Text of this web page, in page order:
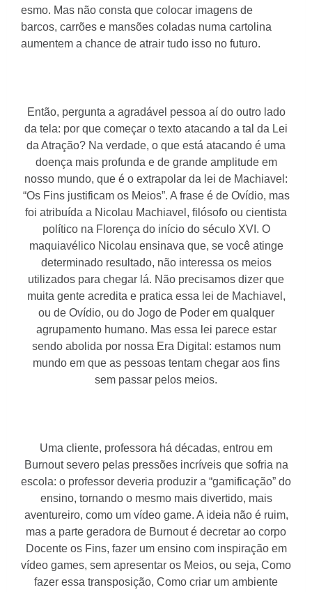
esmo. Mas não consta que colocar imagens de
barcos, carrões e mansões coladas numa cartolina
aumentem a chance de atrair tudo isso no futuro.
Então, pergunta a agradável pessoa aí do outro lado
da tela: por que começar o texto atacando a tal da Lei
da Atração? Na verdade, o que está atacando é uma
doença mais profunda e de grande amplitude em
nosso mundo, que é o extrapolar da lei de Machiavel:
“Os Fins justificam os Meios”. A frase é de Ovídio, mas
foi atribuída a Nicolau Machiavel, filósofo ou cientista
político na Florença do início do século XVI. O
maquiavélico Nicolau ensinava que, se você atinge
determinado resultado, não interessa os meios
utilizados para chegar lá. Não precisamos dizer que
muita gente acredita e pratica essa lei de Machiavel,
ou de Ovídio, ou do Jogo de Poder em qualquer
agrupamento humano. Mas essa lei parece estar
sendo abolida por nossa Era Digital: estamos num
mundo em que as pessoas tentam chegar aos fins
sem passar pelos meios.
Uma cliente, professora há décadas, entrou em
Burnout severo pelas pressões incríveis que sofria na
escola: o professor deveria produzir a “gamificação” do
ensino, tornando o mesmo mais divertido, mais
aventureiro, como um vídeo game. A ideia não é ruim,
mas a parte geradora de Burnout é decretar ao corpo
Docente os Fins, fazer um ensino com inspiração em
vídeo games, sem apresentar os Meios, ou seja, Como
fazer essa transposição, Como criar um ambiente